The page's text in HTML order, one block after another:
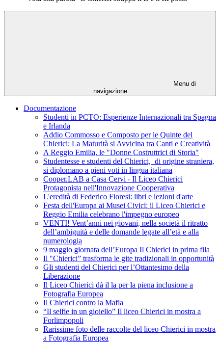
Menu di
navigazione
Documentazione
Studenti in PCTO: Esperienze Internazionali tra Spagna
e Irlanda
Addio Commosso e Composto per le Quinte del
Chierici: La Maturità si Avvicina tra Canti e Creatività
A Reggio Emilia, le "Donne Costruttrici di Storia"
Studentesse e studenti del Chierici, di origine straniera,
si diplomano a pieni voti in lingua italiana
Cooper.LAB a Casa Cervi - Il Liceo Chierici
Protagonista nell'Innovazione Cooperativa
L'eredità di Federico Fioresi: libri e lezioni d'arte
Festa dell'Europa ai Musei Civici: il Liceo Chierici e
Reggio Emilia celebrano l'impegno europeo
VENTI! Vent’anni nei giovani, nella società il ritratto
dell’ambiguità e delle domande legate all’età e alla
numerologia
9 maggio giornata dell’Europa Il Chierici in prima fila
Il "Chierici” trasforma le gite tradizionali in opportunità
Gli studenti del Chierici per l’Ottantesimo della
Liberazione
Il Liceo Chierici dà il la per la piena inclusione a
Fotografia Europea
Il Chierici contro la Mafia
“Il selfie in un gioiello” Il liceo Chierici in mostra a
Forlimpopoli
Rarissime foto delle raccolte del liceo Chierici in mostra
a Fotografia Europea